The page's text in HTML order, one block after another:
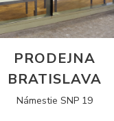
PRODEJNA
BRATISLAVA
Námestie SNP 19